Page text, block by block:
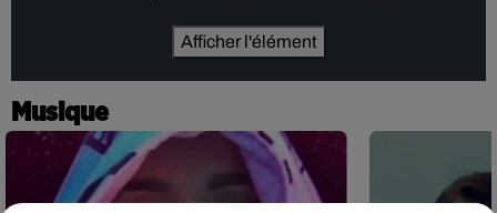
Afficher l'élément
Musique